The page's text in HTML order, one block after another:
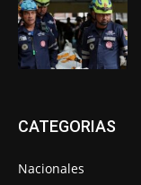
CATEGORIAS
Nacionales